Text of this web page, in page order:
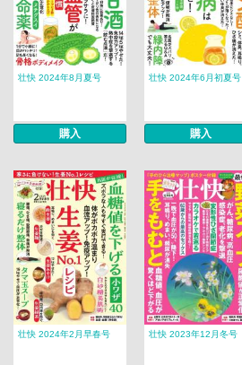
壮快 2024年8月夏号
購入
壮快 2024年6月初夏号
購入
壮快 2024年2月早春号 壮快 2023年12月冬号